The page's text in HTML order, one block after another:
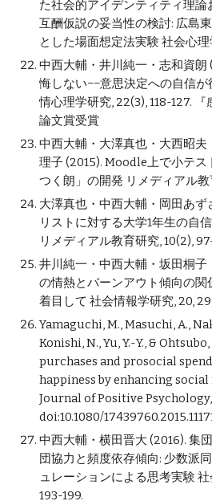
た社会的アイデンティティ理
互酬仮説の妥当性の検討: 広島
とした場面想定法実験 社会心理
中西大輔・井川純一・志和資朗
悔しない−−意思決定への自信
情心理学研究, 22(3), 118-127.
論文賞受賞
中西大輔・大澤真也・大西昭
理子 (2015). Moodle上で小テス
つく朗」の開発 リメディアル
大澤真也・中西大輔・岡田あず
リストに対する大学1年生の自
リメディアル教育研究, 10(2),
井川純一・中西大輔・坂田桐子
の情熱とバーンアウト傾向の関
着目して 社会情報学研究, 20,
Yamaguchi, M., Masuchi, A.,
Konishi, N., Yu, Y.-Y., &
purchases and prosocial
happiness by enhancing
Journal of Positive Psychology,
doi:10.1080/
中西大輔・横田晋大 (2016). 集
団協力と頻度依存傾向: 少数派
ュレーションによる思考実験
193-199.